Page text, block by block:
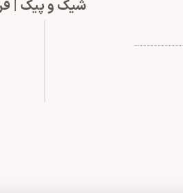
شیک و پیک |